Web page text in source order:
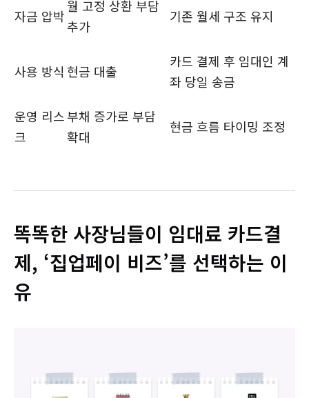
자금 압박
월 고정 상환 부담
추가
기존 월세 구조 유지
사용 방식 현금 대출
카드 결제 후 임대인 계
좌 당일 송금
운영 리스
크
부채 증가로 부담
확대
현금 흐름 타이밍 조정
똑똑한 사장님들이 임대료 카드결
제, ‘집업페이 비즈’를 선택하는 이
유